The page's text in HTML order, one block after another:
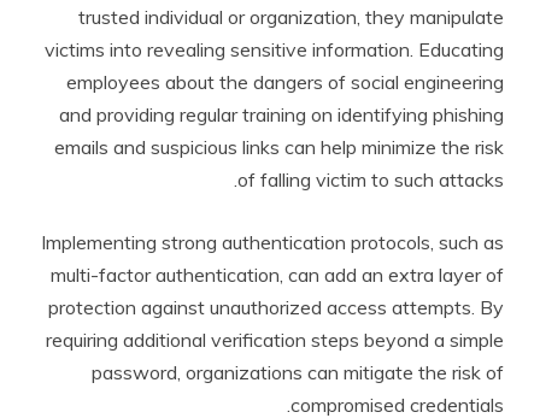
trusted individual or organization, they manipulate
victims into revealing sensitive information. Educating
employees about the dangers of social engineering
and providing regular training on identifying phishing
emails and suspicious links can help minimize the risk
of falling victim to such attacks.
Implementing strong authentication protocols, such as
multi-factor authentication, can add an extra layer of
protection against unauthorized access attempts. By
requiring additional verification steps beyond a simple
password, organizations can mitigate the risk of
compromised credentials.